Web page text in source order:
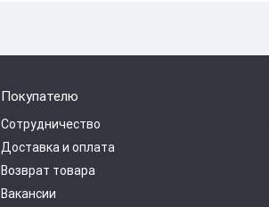
Покупателю
Сотрудничество
Доставка и оплата
Возврат товара
Вакансии